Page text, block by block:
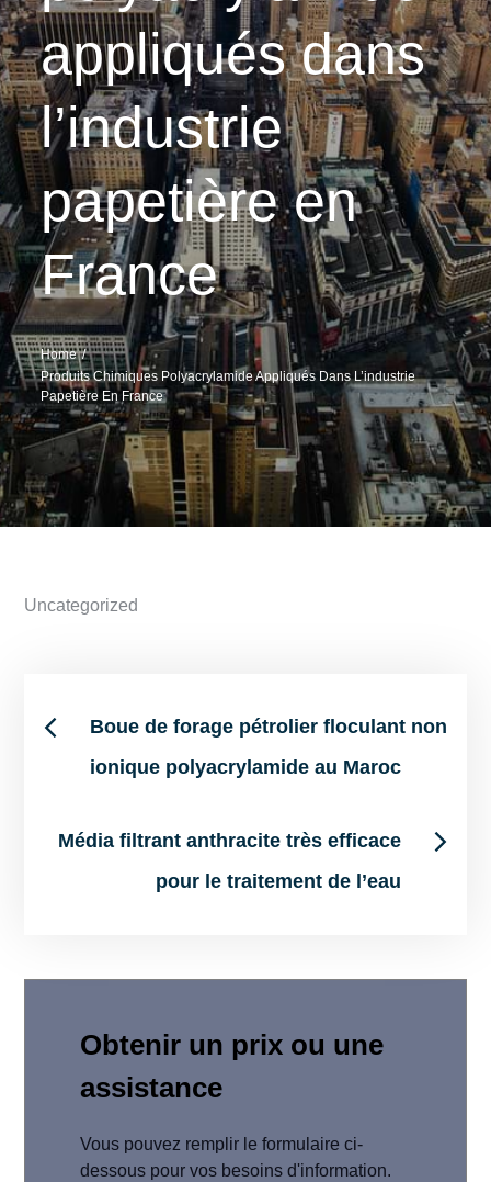
appliqués dans
l’industrie
papetière en
France
Home
Produits Chimiques Polyacrylamide Appliqués Dans L’industrie
Papetière En France
Uncategorized
Post
navigation
Boue de forage pétrolier floculant non
ionique polyacrylamide au Maroc
Média filtrant anthracite très efficace
pour le traitement de l’eau
Obtenir un prix ou une
assistance
Vous pouvez remplir le formulaire ci-
dessous pour vos besoins d'information.